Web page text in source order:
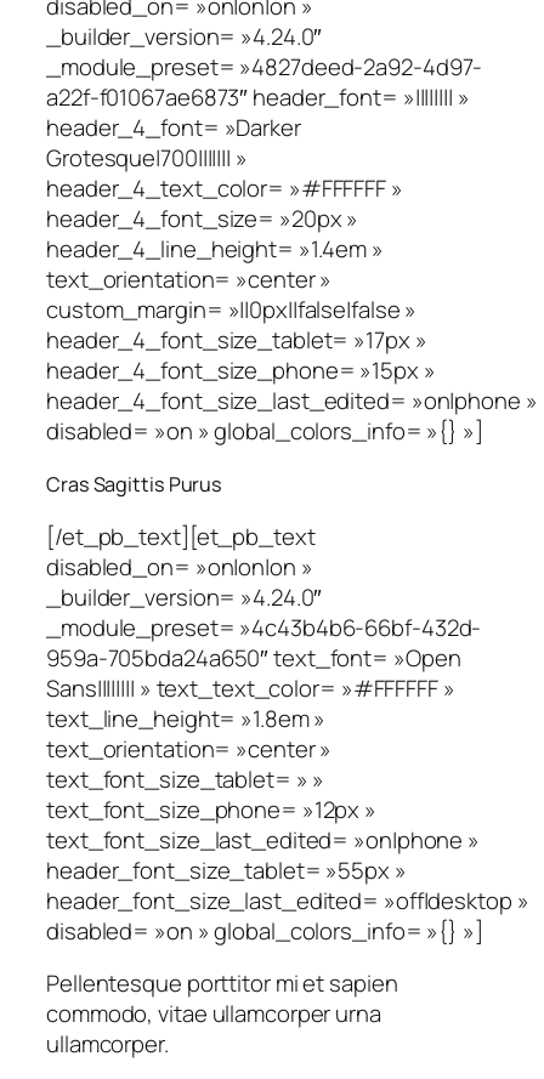
disabled_on= »on|on|on »
_builder_version= »4.24.0″
_module_preset= »4827deed-2a92-4d97-
a22f-f01067ae6873″ header_font= »|||||||| »
header_4_font= »Darker
Grotesque|700||||||| »
header_4_text_color= »#FFFFFF »
header_4_font_size= »20px »
header_4_line_height= »1.4em »
text_orientation= »center »
custom_margin= »||0px||false|false »
header_4_font_size_tablet= »17px »
header_4_font_size_phone= »15px »
header_4_font_size_last_edited= »on|phone »
disabled= »on » global_colors_info= »{} »]
Cras Sagittis Purus
[/et_pb_text][et_pb_text
disabled_on= »on|on|on »
_builder_version= »4.24.0″
_module_preset= »4c43b4b6-66bf-432d-
959a-705bda24a650″ text_font= »Open
Sans|||||||| » text_text_color= »#FFFFFF »
text_line_height= »1.8em »
text_orientation= »center »
text_font_size_tablet= » »
text_font_size_phone= »12px »
text_font_size_last_edited= »on|phone »
header_font_size_tablet= »55px »
header_font_size_last_edited= »off|desktop »
disabled= »on » global_colors_info= »{} »]
Pellentesque porttitor mi et sapien
commodo, vitae ullamcorper urna
ullamcorper.